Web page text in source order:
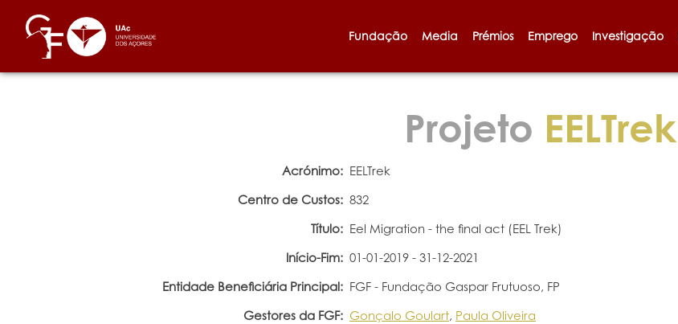
Fundação Media Prémios Emprego Investigação
Projeto EELTrek
Acrónimo: EELTrek
Centro de Custos: 832
Título: Eel Migration - the final act (EEL Trek)
Início-Fim: 01-01-2019 - 31-12-2021
Entidade Beneficiária Principal: FGF - Fundação Gaspar Frutuoso, FP
Gestores da FGF: Gonçalo Goulart, Paula Oliveira